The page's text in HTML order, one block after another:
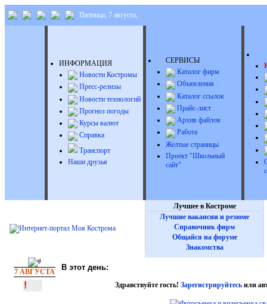
Пятница, 7 августа,
ИНФОРМАЦИЯ
Новости Костромы
Пресс-релизы
Новости технологий
Прогноз погоды
Курсы валют
Справка
Транспорт
Наши друзья
СЕРВИСЫ
Каталог фирм
Объявления
Каталог ссылок
Прайс-лист
Архив файлов
Работа
Желтые страницы
Проект "Школьный
сайт"
Лучшее в Костроме
Лучшие вакансии и резюме
Справочник фирм
Общайся на форуме
Знакомства
7 АВГУСТА В этот день:
! Здравствуйте гость! Зарегистрируйтесьили